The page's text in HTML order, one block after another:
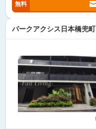
無料
パークアクシス日本橋兜町